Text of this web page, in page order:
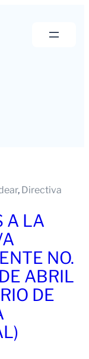
, Directiva
A LA
NO.
ABRIL
DE